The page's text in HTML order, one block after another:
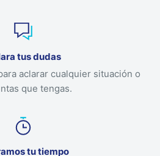
tus dudas
aclarar cualquier situación o
que tengas.
tu tiempo